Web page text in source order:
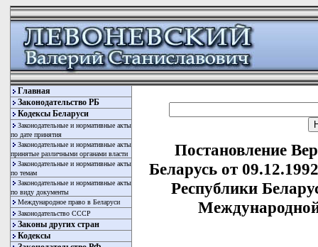
Главная
Законодательство РБ
Кодексы Беларуси
Законодательные и нормативные акты
по дате принятия
Законодательные и нормативные акты
принятые различными органами власти
Законодательные и нормативные акты
по темам
Законодательные и нормативные акты
по виду документы
Международное право в Беларуси
Законодательство СССР
Законы других стран
Кодексы
Постановление
Беларусь от
Республики